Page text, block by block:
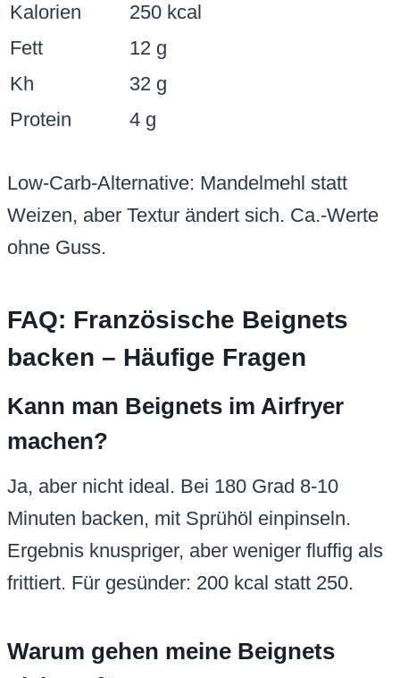
Kalorien
250 kcal
Fett
12 g
Kh
32 g
Protein
4 g
Low-Carb-Alternative: Mandelmehl statt
Weizen, aber Textur ändert sich. Ca.-Werte
ohne Guss.
FAQ: Französische Beignets
backen – Häufige Fragen
Kann man Beignets im Airfryer
machen?
Ja, aber nicht ideal. Bei 180 Grad 8-10
Minuten backen, mit Sprühöl einpinseln.
Ergebnis knuspriger, aber weniger fluffig als
frittiert. Für gesünder: 200 kcal statt 250.
Warum gehen meine Beignets